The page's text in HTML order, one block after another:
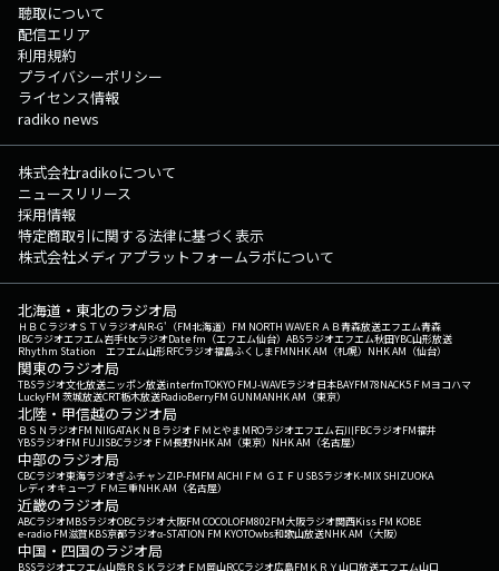
聴取について
配信エリア
利用規約
プライバシーポリシー
ライセンス情報
radiko news
株式会社radikoについて
ニュースリリース
採用情報
特定商取引に関する法律に基づく表示
株式会社メディアプラットフォームラボについて
北海道・東北のラジオ局
ＨＢＣラジオＳＴＶラジオAIR-G'（FM北海道） FM NORTH WAVEＲＡＢ青森放送エフエム青森
IBCラジオエフエム岩手tbcラジオDate fm（エフエム仙台） ABSラジオエフエム秋田YBC山形放送
Rhythm Station エフエム山形RFCラジオ福島ふくしまFMNHK AM（札幌） NHK AM（仙台）
関東のラジオ局
TBSラジオ文化放送ニッポン放送interfmTOKYO FMJ-WAVEラジオ日本BAYFM78NACK5 ＦＭヨコハマ
LuckyFM 茨城放送CRT栃木放送RadioBerryFM GUNMANHK AM（東京）
北陸・甲信越のラジオ局
ＢＳＮラジオFM NIIGATAＫＮＢラジオ ＦＭとやまMROラジオエフエム石川FBCラジオFM福井
YBSラジオFM FUJISBCラジオ ＦＭ長野NHK AM（東京） NHK AM（名古屋）
中部のラジオ局
CBCラジオ東海ラジオぎふチャンZIP-FMFM AICHI ＦＭ ＧＩＦＵ SBSラジオK-MIX SHIZUOKA
レディオキューブ ＦＭ三重NHK AM（名古屋）
近畿のラジオ局
ABCラジオMBSラジオOBCラジオ大阪FM COCOLOFM802FM大阪ラジオ関西Kiss FM KOBE
e-radio FM滋賀KBS京都ラジオα-STATION FM KYOTOwbs和歌山放送NHK AM（大阪）
中国・四国のラジオ局
BSSラジオエフエム山陰ＲＳＫラジオ ＦＭ岡山RCCラジオ広島FM ＫＲＹ山口放送エフエム山口